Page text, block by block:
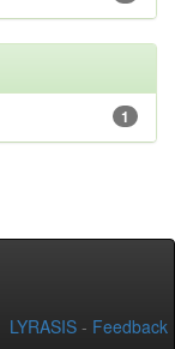
1
LYRASIS - Feedback